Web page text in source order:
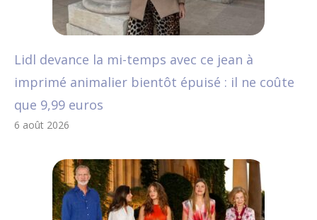
Lidl devance la mi-temps avec ce jean à
imprimé animalier bientôt épuisé : il ne coûte
que 9,99 euros
6 août 2026